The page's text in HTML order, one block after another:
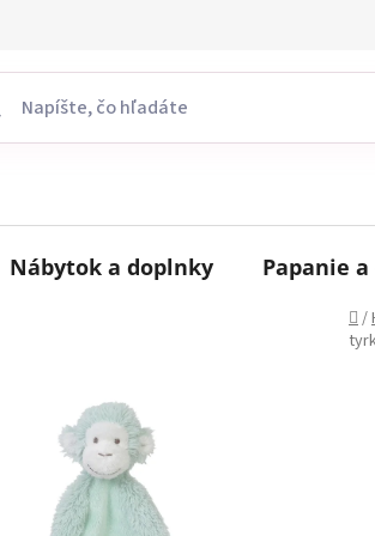
Nábytok a doplnky Papanie
/